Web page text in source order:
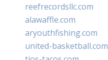
reefrecordsllc.com
alawaffle.com
aryouthfishing.com
united-basketball.com